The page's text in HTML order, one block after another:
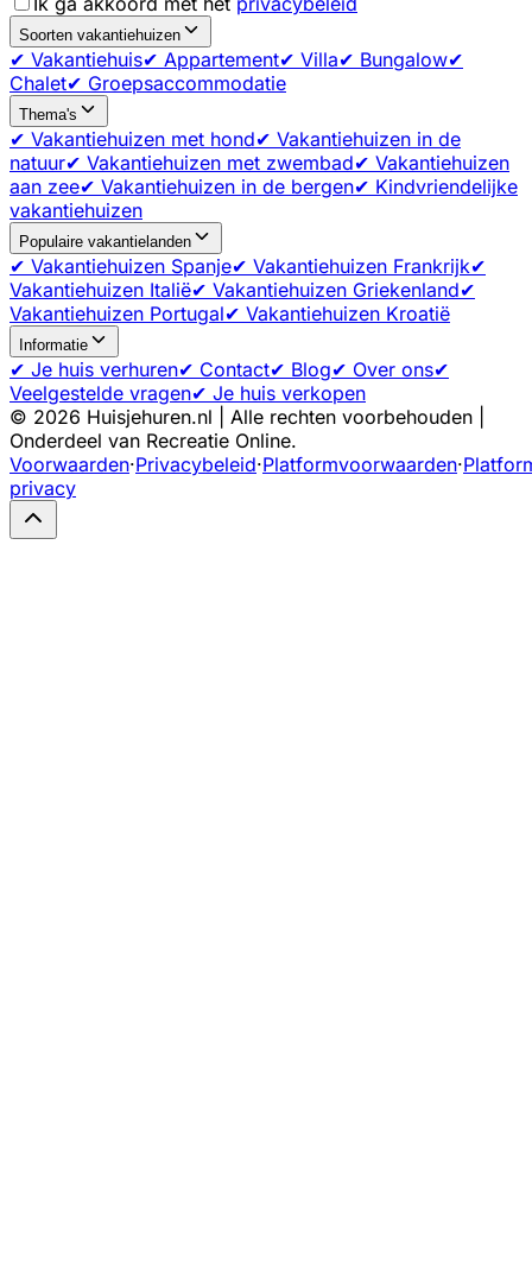
Soorten vakantiehuizen
✔ Vakantiehuis✔ Appartement✔ Villa✔ Bungalow✔
Chalet✔ Groepsaccommodatie
Thema's
✔ Vakantiehuizen met hond✔ Vakantiehuizen in de
natuur✔ Vakantiehuizen met zwembad✔ Vakantiehuizen
aan zee✔ Vakantiehuizen in de bergen✔ Kindvriendelijke
vakantiehuizen
Populaire vakantielanden
✔ Vakantiehuizen Spanje✔ Vakantiehuizen Frankrijk✔
Vakantiehuizen Italië✔ Vakantiehuizen Griekenland✔
Vakantiehuizen Portugal✔ Vakantiehuizen Kroatië
Informatie
✔ Je huis verhuren✔ Contact✔ Blog✔ Over ons✔
Veelgestelde vragen✔ Je huis verkopen
© 2026 Huisjehuren.nl | Alle rechten voorbehouden |
Onderdeel van Recreatie Online.
Voorwaarden·Privacybeleid·Platformvoorwaarden·
privacy